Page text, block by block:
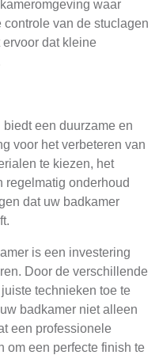
waar
van de stuclagen
dat kleine
een duurzame en
voor het verbeteren van
te kiezen, het
regelmatig onderhoud
dat uw badkamer
is een investering
Door de verschillende
technieken toe te
badkamer niet alleen
een professionele
om een perfecte finish te